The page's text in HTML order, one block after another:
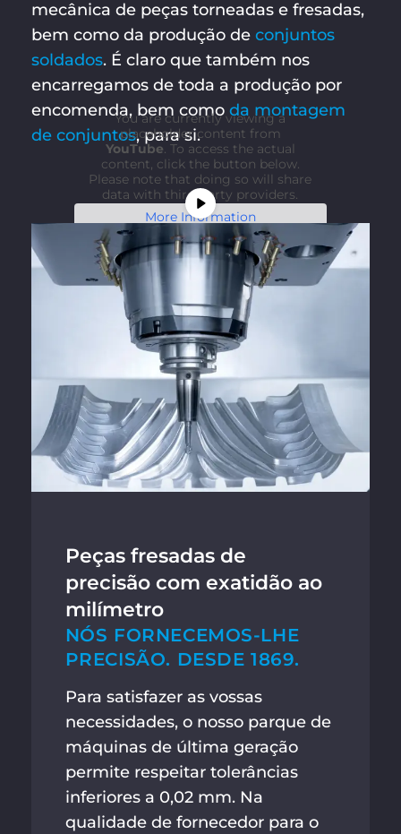
mecânica de peças torneadas e fresadas,
bem como da produção de conjuntos
soldados. É claro que também nos
encarregamos de toda a produção por
encomenda, bem como da montagem
de conjuntos, para si.
You are currently viewing a
placeholder content from
YouTube. To access the actual
content, click the button below.
Please note that doing so will share
data with third-party providers.
More Information
Unblock content
Accept required service and
unblock content
Peças fresadas de
precisão com exatidão ao
milímetro
NÓS FORNECEMOS-LHE
PRECISÃO. DESDE 1869.
Para satisfazer as vossas
necessidades, o nosso parque de
máquinas de última geração
permite respeitar tolerâncias
inferiores a 0,02 mm. Na
qualidade de fornecedor para o